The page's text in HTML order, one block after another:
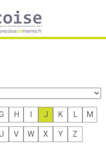
H I J K L M
V W X Y Z